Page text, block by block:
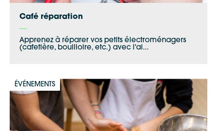
Café réparation
Apprenez à réparer vos petits électroménagers
(cafetière, bouilloire, etc.) avec l'ai...
ÉVÉNEMENTS